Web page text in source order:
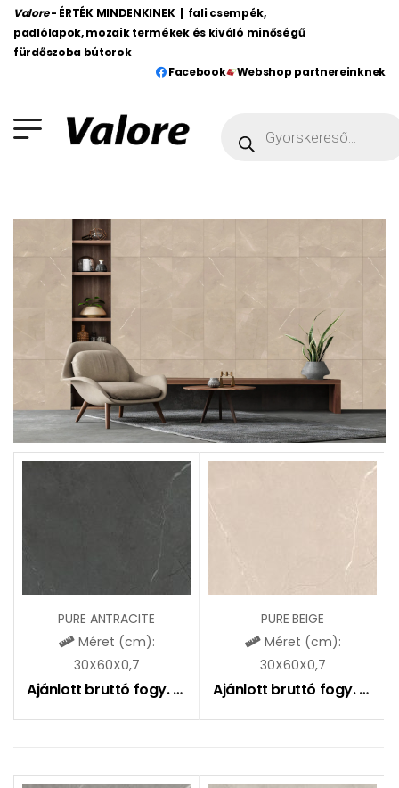
Valore - ÉRTÉK MINDENKINEK | fali csempék,
padlólapok, mozaik termékek és kiváló minőségű
fürdőszoba bútorok
Facebook
Webshop partnereinknek
PURE ANTRACITE
Méret (cm):
30X60X0,7
Ajánlott bruttó fogy. ár: 7090Ft
PURE BEIGE
Méret (cm):
30X60X0,7
Ajánlott bruttó fogy. ár: